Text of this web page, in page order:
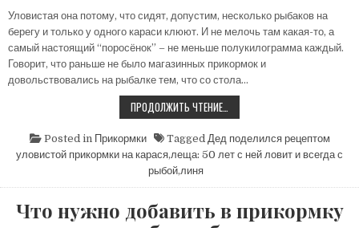
поделился
рецептом
уловистой
прикормки
карася,
леща:
лет
с
всегда
Уловистая она потому, что сидят, допустим, несколько рыбаков на
берегу и только у одного караси клюют. И не мелочь там какая-то, а
самый настоящий “поросёнок” – не меньше полукилограмма каждый.
Говорит, что раньше не было магазинных прикормок и
довольствовались на рыбалке тем, что со стола…
ПРОДОЛЖИТЬ ЧТЕНИЕ…
ПОДЕЛИЛСЯ
УЛОВИСТОЙ
ПРИКОРМКИ
НА
ЛЕЩА:
ЛЕТ
С
Posted in Прикормки Tagged Дед поделился рецептом
уловистой прикормки на карася,леща: 50 лет с ней ловит и всегда с
рыбой,линя
Что нужно добавить в прикормку